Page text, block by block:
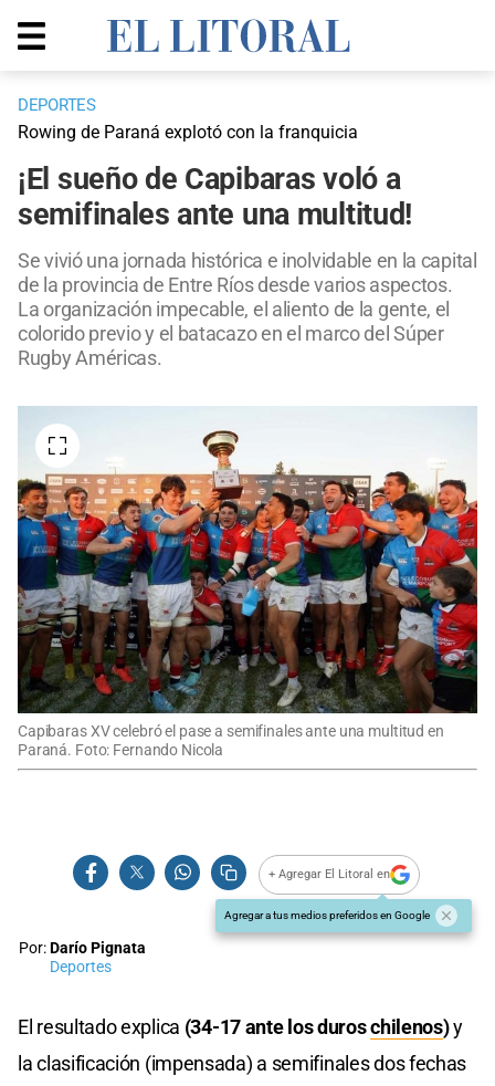
DEPORTES
Rowing de Paraná explotó con la franquicia
¡El sueño de Capibaras voló a
semifinales ante una multitud!
Se vivió una jornada histórica e inolvidable en la capital
de la provincia de Entre Ríos desde varios aspectos.
La organización impecable, el aliento de la gente, el
colorido previo y el batacazo en el marco del Súper
Rugby Américas.
Capibaras XV celebró el pase a semifinales ante una multitud en
Paraná. Foto: Fernando Nicola
+ Agregar El Litoral en
Agregar a tus medios preferidos en Google
Por:Darío Pignata
Deportes
El resultado explica (34-17 ante los duroschilenos)y
la clasificación (impensada) a semifinales dos fechas